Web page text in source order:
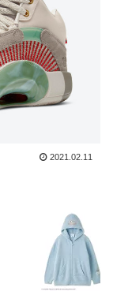
2021.02.11